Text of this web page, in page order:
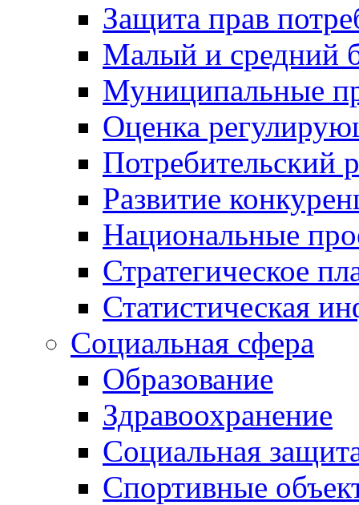
Защита прав
Малый и средний
Муниципальные
Оценка
Потребительский
Развитие
Национальные
Стратегическое
Статистическая
Социальная сфера
Образование
Здравоохранение
Социальная
Спортивные